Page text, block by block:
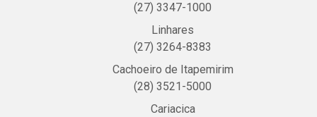
(27) 3347-1000
Linhares
(27) 3264-8383
Cachoeiro de Itapemirim
(28) 3521-5000
Cariacica